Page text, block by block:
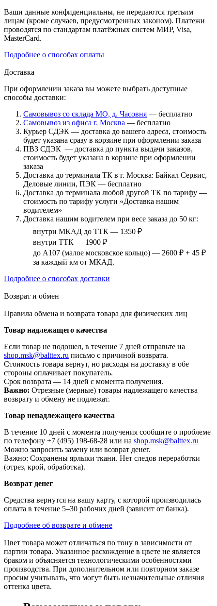
Ваши данные конфиденциальны, не передаются третьим
лицам (кроме случаев, предусмотренных законом). Платежи
проводятся по стандартам платёжных систем МИР, Visa,
MasterCard.
Подробнее о способах оплаты
Доставка
При оформлении заказа вы можете выбрать доступные
способы доставки:
Самовывоз со склада МО, д. Часовня — бесплатно
Самовывоз из офиса г. Москва — бесплатно
Курьер СДЭК — доставка до вашего адреса, стоимость
будет указана сразу в корзине при оформлении заказа
ПВЗ СДЭК — доставка до пункта выдачи заказов,
стоимость будет указана в корзине при оформлении
заказа
Доставка до терминала ТК в г. Москва: Байкал Сервис,
Деловые линии, ПЭК — бесплатно
Доставка до терминала любой другой ТК по тарифу —
стоимость по тарифу услуги «Доставка нашим
водителем»
Доставка нашим водителем при весе заказа до 50 кг:
внутри МКАД до ТТК — 1350 ₽
внутри ТТК — 1900 ₽
до А107 (малое московское кольцо) — 2600 ₽ + 45 ₽
за каждый км от МКАД.
Подробнее о способах доставки
Возврат и обмен
Правила обмена и возврата товара для физических лиц
Товар надлежащего качества
Если товар не подошел, в течение 7 дней отправьте на
shop.msk@balttex.ru письмо с причиной возврата.
Стоимость товара вернут, но расходы на доставку в обе
стороны оплачивает покупатель.
Срок возврата — 14 дней с момента получения.
Важно: Отрезные (мерные) товары надлежащего качества
возврату и обмену не подлежат.
Товар ненадлежащего качества
В течение 10 дней с момента получения сообщите о проблеме
по телефону +7 (495) 198-68-28 или на shop.msk@balttex.ru
Можно запросить замену или возврат денег.
Важно: Сохранены ярлыки ткани. Нет следов переработки
(отрез, крой, обработка).
Возврат денег
Средства вернутся на вашу карту, с которой производилась
оплата в течение 5–30 рабочих дней (зависит от банка).
Подробнее об возврате и обмене
Цвет товара может отличаться по тону в зависимости от
партии товара. Указанное расхождение в цвете не является
браком и объясняется технологическими особенностями
производства. При дополнительном или повторном заказе
просим учитывать, что могут быть незначительные отличия
оттенка цвета.